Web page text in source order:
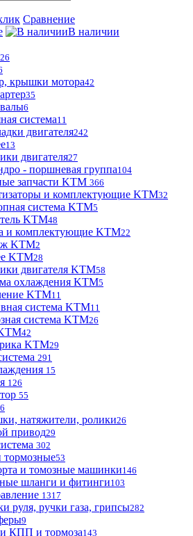
Сравнение
В наличии
крышки мотора42
35
6
система11
двигателя242
13
двигателя27
- поршневая группа104
запчасти KTM 366
и комплектующие KTM32
система KTM5
KTM48
и комплектующие KTM22
KTM2
KTM28
двигателя KTM58
охлаждения KTM5
KTM11
система KTM11
система KTM26
42
KTM29
291
15
126
55
натяжители, ролики26
привод29
302
тормозные53
и томозные машинки146
шланги и фитинги103
1317
руля, ручки газа, грипсы282
9
КПП и тормоза143